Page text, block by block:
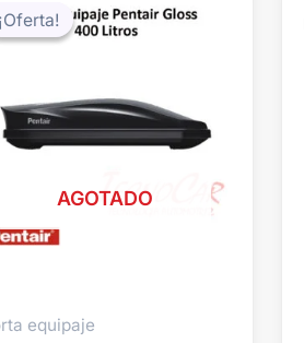
¡Oferta!
AGOTADO
¡Oferta!
equipaje
precio
original
$369.990.